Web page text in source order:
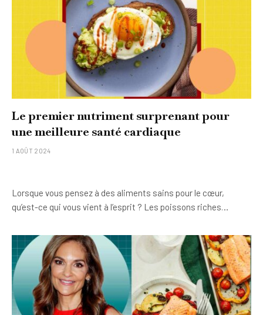
Le premier nutriment surprenant pour
une meilleure santé cardiaque
1 AOÛT 2024
Lorsque vous pensez à des aliments sains pour le cœur,
qu’est-ce qui vous vient à l’esprit ? Les poissons riches…